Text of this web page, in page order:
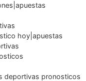
hoy|apuestas
deportivas pronosticos